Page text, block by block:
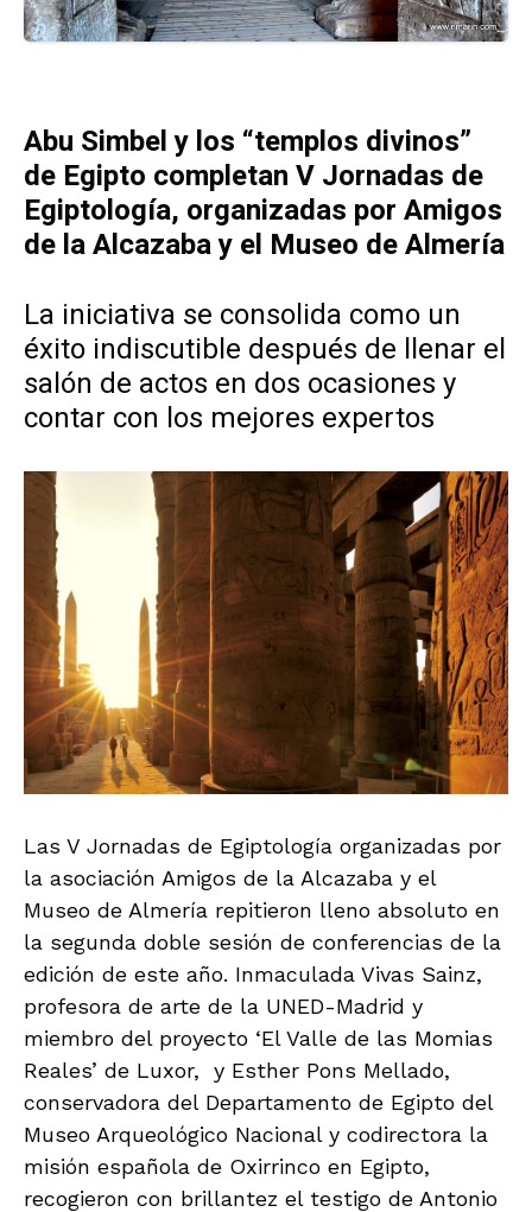
Abu Simbel y los “templos divinos”
de Egipto completan V Jornadas de
Egiptología, organizadas por Amigos
de la Alcazaba y el Museo de Almería
La iniciativa se consolida como un
éxito indiscutible después de llenar el
salón de actos en dos ocasiones y
contar con los mejores expertos
Las V Jornadas de Egiptología organizadas por
la asociación Amigos de la Alcazaba y el
Museo de Almería repitieron lleno absoluto en
la segunda doble sesión de conferencias de la
edición de este año. Inmaculada Vivas Sainz,
profesora de arte de la UNED-Madrid y
miembro del proyecto ‘El Valle de las Momias
Reales’ de Luxor, y Esther Pons Mellado,
conservadora del Departamento de Egipto del
Museo Arqueológico Nacional y codirectora la
misión española de Oxirrinco en Egipto,
recogieron con brillantez el testigo de Antonio